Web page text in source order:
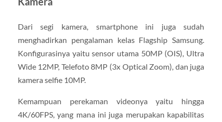
Dari segi kamera, smartphone ini juga sudah
menghadirkan pengalaman kelas Flagship Samsung.
Konfigurasinya yaitu sensor utama 50MP (OIS), Ultra
Wide 12MP, Telefoto 8MP (3x Optical Zoom), dan juga
kamera selfie 10MP.
Kemampuan perekaman videonya yaitu hingga
4K/60FPS, yang mana ini juga merupakan kapabilitas